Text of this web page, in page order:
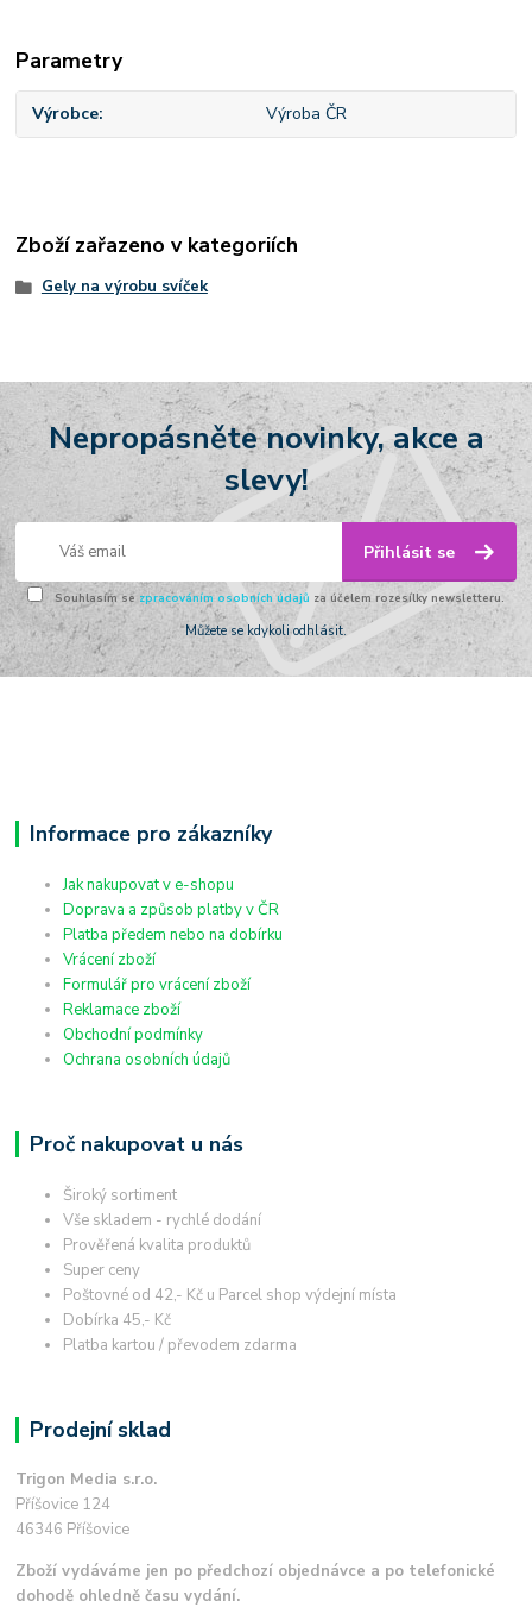
Parametry
Výrobce Výroba ČR
Zboží zařazeno v kategoriích
Gely na výrobu svíček
Nepropásněte novinky, akce a
slevy!
Přihlásit se
Souhlasím se zpracováním osobních údajů za účelem rozesílky newsletteru.
Můžete se kdykoli odhlásit.
Informace pro zákazníky
Jak nakupovat v e-shopu
Doprava a způsob platby v ČR
Platba předem nebo na dobírku
Vrácení zboží
Formulář pro vrácení zboží
Reklamace zboží
Obchodní podmínky
Ochrana osobních údajů
Proč nakupovat u nás
Široký sortiment
Vše skladem - rychlé dodání
Prověřená kvalita produktů
Super ceny
Poštovné od 42,- Kč u Parcel shop výdejní místa
Dobírka 45,- Kč
Platba kartou / převodem zdarma
Prodejní sklad
Trigon Media s.r.o.
Příšovice 124
46346 Příšovice
Zboží vydáváme jen po předchozí objednávce a po telefonické
dohodě ohledně času vydání.